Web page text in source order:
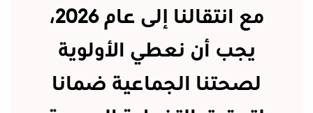
مع انتقالنا إلى عام 2026،
يجب أن نعطي الأولوية
لصحتنا الجماعية ضمانا